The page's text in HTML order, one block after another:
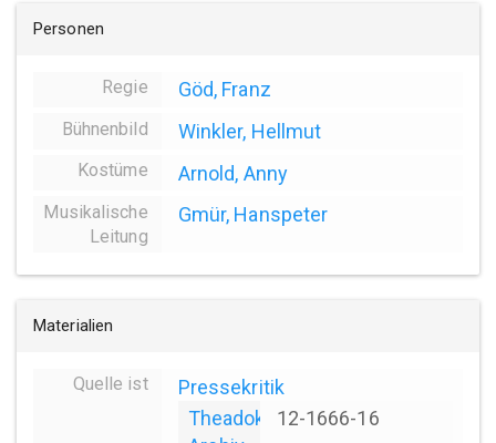
Personen
Regie Göd, Franz
Bühnenbild Winkler, Hellmut
Kostüme Arnold, Anny
Musikalische
Leitung
Gmür, Hanspeter
Materialien
Quelle ist
Pressekritik
Theadok
12-1666-16